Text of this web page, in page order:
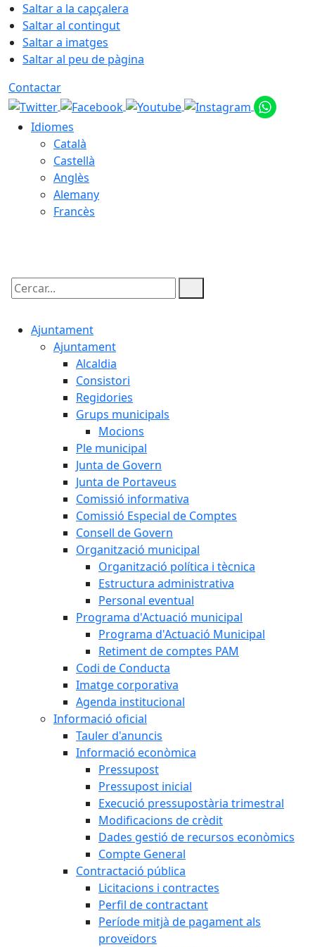
Saltar a la capçalera
Saltar al contingut
Saltar a imatges
Saltar al peu de pàgina
Contactar
Idiomes
Català
Castellà
Anglès
Alemany
Francès
Cercar:
Ajuntament
Ajuntament
Alcaldia
Consistori
Regidories
Grups municipals
Mocions
Ple municipal
Junta de Govern
Junta de Portaveus
Comissió informativa
Comissió Especial de Comptes
Consell de Govern
Organització municipal
Organització política i tècnica
Estructura administrativa
Personal eventual
Programa d'Actuació municipal
Programa d'Actuació Municipal
Retiment de comptes PAM
Codi de Conducta
Imatge corporativa
Agenda institucional
Informació oficial
Tauler d'anuncis
Informació econòmica
Pressupost
Pressupost inicial
Execució pressupostària trimestral
Modificacions de crèdit
Dades gestió de recursos econòmics
Compte General
Contractació pública
Licitacions i contractes
Perfil de contractant
Període mitjà de pagament als
proveïdors